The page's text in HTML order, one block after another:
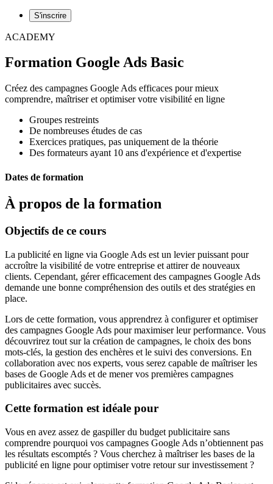
S'inscrire
ACADEMY
Formation Google Ads Basic
Créez des campagnes Google Ads efficaces pour mieux
comprendre, maîtriser et optimiser votre visibilité en ligne
Groupes restreints
De nombreuses études de cas
Exercices pratiques, pas uniquement de la théorie
Des formateurs ayant 10 ans d'expérience et d'expertise
Dates de formation
À propos de la formation
Objectifs de ce cours
La publicité en ligne via Google Ads est un levier puissant pour
accroître la visibilité de votre entreprise et attirer de nouveaux
clients. Cependant, gérer efficacement des campagnes Google Ads
demande une bonne compréhension des outils et des stratégies en
place.
Lors de cette formation, vous apprendrez à configurer et optimiser
des campagnes Google Ads pour maximiser leur performance. Vous
découvrirez tout sur la création de campagnes, le choix des bons
mots-clés, la gestion des enchères et le suivi des conversions. En
collaboration avec nos experts, vous serez capable de maîtriser les
bases de Google Ads et de mener vos premières campagnes
publicitaires avec succès.
Cette formation est idéale pour
Vous en avez assez de gaspiller du budget publicitaire sans
comprendre pourquoi vos campagnes Google Ads n’obtiennent pas
les résultats escomptés ? Vous cherchez à maîtriser les bases de la
publicité en ligne pour optimiser votre retour sur investissement ?